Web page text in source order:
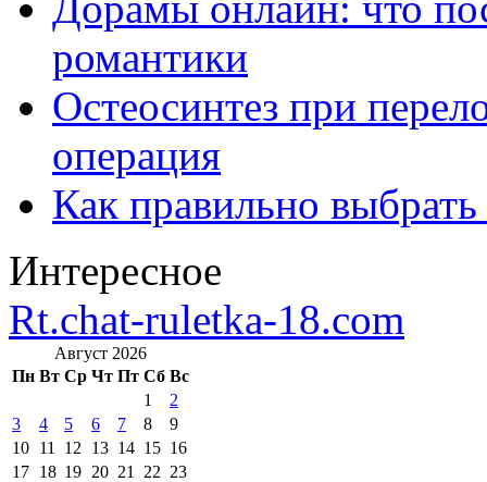
романтики
Остеосинтез при
операция
Как правильно
Интересное
Rt.chat-ruletka-18.com
Август 2026
Пн Вт Ср Чт Пт Сб Вс
1
2
3
4 5 6 7 8
9
10 11 12 13 14 15 16
17 18 19 20 21 22 23